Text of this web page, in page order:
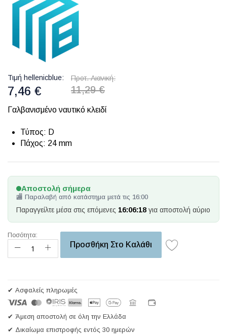
Τιμή hellenicblue
7,46 €
Προτ. Λιανική
11,29 €
Γαλβανισμένο ναυτικό κλειδί
Τύπος: D
Πάχος: 24 mm
Αποστολή σήμερα
🏬 Παραλαβή από κατάστημα μετά τις 16:00
Παραγγείλτε μέσα στις επόμενες 16:06:18 για αποστολή αύριο
Ποσότητα:
Προσθήκη Στο Καλάθι
✔ Ασφαλείς πληρωμές
✔ Άμεση αποστολή σε όλη την Ελλάδα
✔ Δικαίωμα επιστροφής εντός 30 ημερών